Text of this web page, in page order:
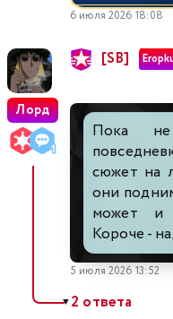
6 июля 2026 18:08
Лорд
[SB]
Пока
сюжет на
они
может и
Короче -
5 июля 2026 13:52
▼2 ответа